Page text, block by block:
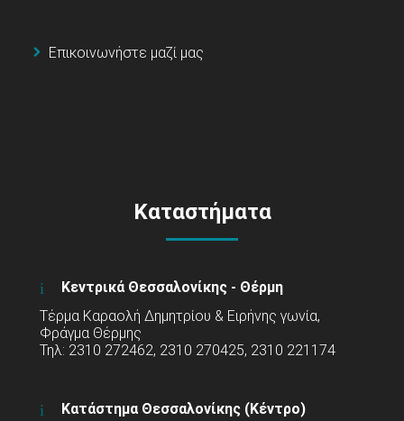
Επικοινωνήστε μαζί μας
Καταστήματα
Κεντρικά Θεσσαλονίκης - Θέρμη
Τέρμα Καραολή Δημητρίου & Ειρήνης γωνία,
Φράγμα Θέρμης
Τηλ: 2310 272462, 2310 270425, 2310 221174
Κατάστημα Θεσσαλονίκης (Κέντρο)